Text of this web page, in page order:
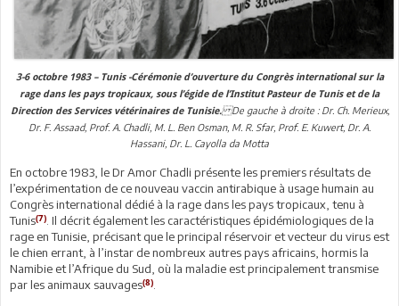
3-6 octobre 1983 – Tunis -Cérémonie d’ouverture du Congrès international sur la
rage dans les pays tropicaux, sous l’égide de l’Institut Pasteur de Tunis et de la
Direction des Services vétérinaires de Tunisie.De gauche à droite : Dr. Ch. Merieux,
Dr. F. Assaad, Prof. A. Chadli, M. L. Ben Osman, M. R. Sfar, Prof. E. Kuwert, Dr. A.
Hassani, Dr. L. Cayolla da Motta
En octobre 1983, le Dr Amor Chadli présente les premiers résultats de
l’expérimentation de ce nouveau vaccin antirabique à usage humain au
Congrès international dédié à la rage dans les pays tropicaux, tenu à
Tunis(7). Il décrit également les caractéristiques épidémiologiques de la
rage en Tunisie, précisant que le principal réservoir et vecteur du virus est
le chien errant, à l’instar de nombreux autres pays africains, hormis la
Namibie et l’Afrique du Sud, où la maladie est principalement transmise
par les animaux sauvages(8).